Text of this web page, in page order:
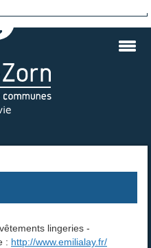
l'utilisation de cookies à des fins
savoir plus et paramétrer les cookies
lingeries -
: http://www.emilialay.fr/